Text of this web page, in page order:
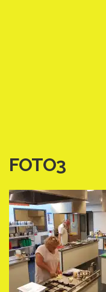
FOTO3